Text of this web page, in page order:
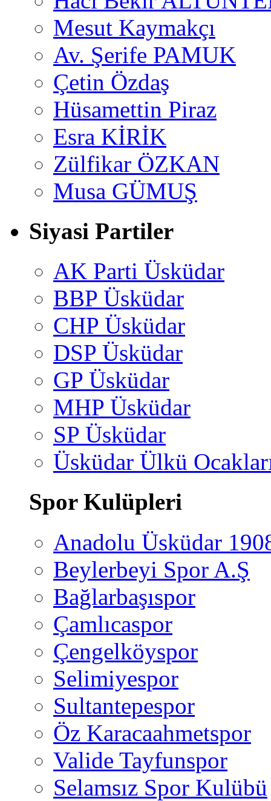
Mesut Kaymakçı
Av. Şerife PAMUK
Çetin Özdaş
Hüsamettin Piraz
Esra KİRİK
Zülfikar ÖZKAN
Musa GÜMUŞ
Siyasi Partiler
AK Parti Üsküdar
BBP Üsküdar
CHP Üsküdar
DSP Üsküdar
GP Üsküdar
MHP Üsküdar
SP Üsküdar
Üsküdar Ülkü
Spor Kulüpleri
Anadolu Üsküdar
Beylerbeyi Spor A.Ş
Bağlarbaşıspor
Çamlıcaspor
Çengelköyspor
Selimiyespor
Sultantepespor
Öz Karacaahmetspor
Valide Tayfunspor
Selamsız Spor Kulübü